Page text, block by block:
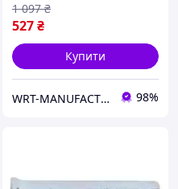
527₴
1 097 ₴
Купити
WRT-MANUFACTURING 98%